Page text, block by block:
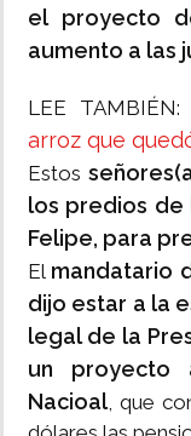
el proyecto
aumento a las
LEE TAMBIÉN:
arroz que
Estos
los predios de
Felipe, para
El mandatario
dijo estar a la
legal de la
un proyecto
Nacioal, que